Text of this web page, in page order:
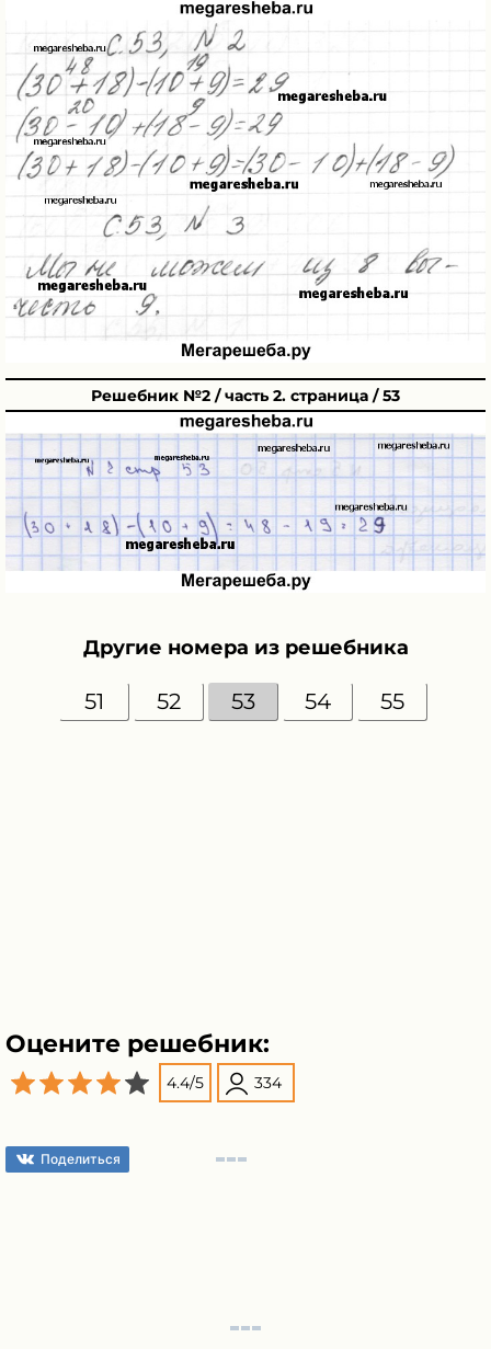
Решебник №2 / часть 2. страница / 53
Другие номера из решебника
51 52 53 54 55
Оцените решебник:
4.4/5 334
Поделиться